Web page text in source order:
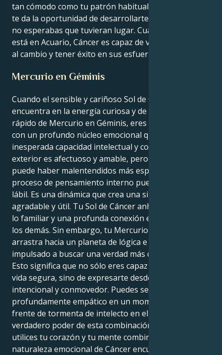
tan cómodo como tu patrón habitual de crianza, esto
te da la oportunidad de desarrollarte de formas que
no esperabas que tuvieran lugar. Cuando la Luna
está en Acuario, Cáncer es capaz de vencer su miedo
al cambio y tener éxito en sus esfuerzos.
Mercurio en Géminis
Cuando el sensible y cariñoso Sol de Cáncer se
encuentra en la energía curiosa y de pensamiento
rápido de Mercurio en Géminis, eres una persona
con un profundo núcleo emocional que posee una
inesperada capacidad intelectual y comunicativa. Su
exterior es afectuoso y amable, pero en su interior
puede haber malentendidos más espontáneos; su
proceso de pensamiento interno puede ser bastante
lábil. Es una dinámica que crea una sinergia muy
agradable y útil. Tu Sol de Cáncer anhela el calor de
lo familiar y una profunda conexión emocional con
los demás. Sin embargo, tu Mercurio en Géminis te
arrastra hacia un planeta de lógica e ideas,
impulsado a buscar una verdad más comunicativa.
Esto significa que no sólo eres capaz de crearte una
vida segura, sino de expresarte desde un lugar más
intencional y conmovedor. Puedes ser un compañero
profundamente empático en un momento y un
frente de tormenta de intelecto en el siguiente. El
verdadero poder de esta combinación será que
utilices tu corazón y tu mente combinados. Tu
naturaleza emocional de Cáncer encuentra su